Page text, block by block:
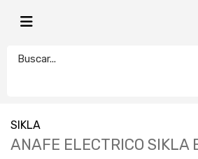
SIKLA
ANAFE ELECTRICO SIKLA